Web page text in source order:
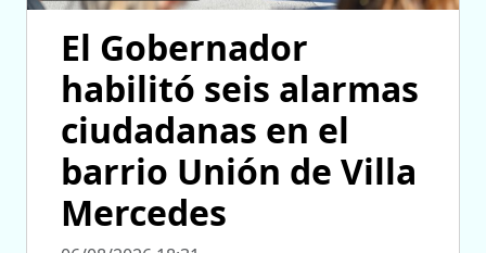
El Gobernador
habilitó seis alarmas
ciudadanas en el
barrio Unión de Villa
Mercedes